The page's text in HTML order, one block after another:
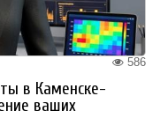
586
в Каменске-
ваших